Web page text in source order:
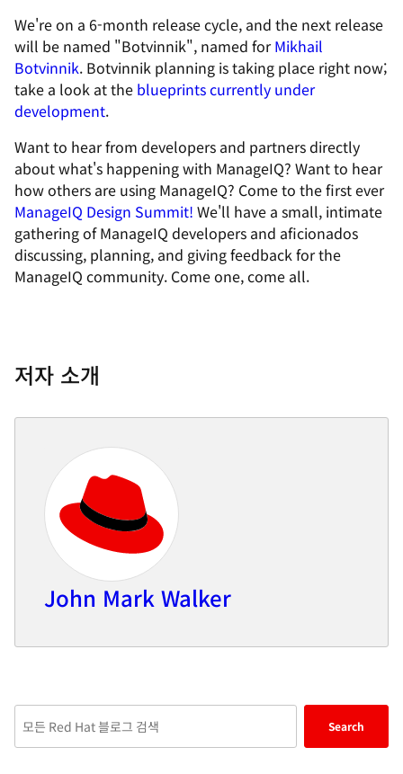
We're on a 6-month release cycle, and the next release
will be named "Botvinnik", named forMikhail
Botvinnik. Botvinnik planning is taking place right now;
take a look at the blueprints currently under
development.
Want to hear from developers and partners directly
about what's happening with ManageIQ? Want to hear
how others are using ManageIQ? Come to the first ever
ManageIQ Design Summit! We'll have a small, intimate
gathering of ManageIQ developers and aficionados
discussing, planning, and giving feedback for the
ManageIQ community. Come one, come all.
저자 소개
John Mark Walker
keywords
Search